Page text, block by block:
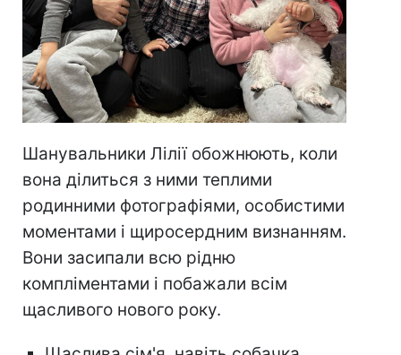
Шанувальники Лілії обожнюють, коли
вона ділиться з ними теплими
родинними фотографіями, особистими
моментами і щиросердним визнанням.
Вони засипали всю рідню
компліментами і побажали всім
щасливого нового року.